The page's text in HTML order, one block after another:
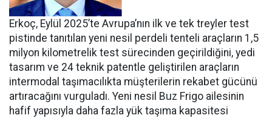
Erkoç, Eylül 2025’te Avru­pa’nın ilk ve tek treyler test
pistin­de tanıtılan yeni nesil perdeli ten­teli araçların 1,5
milyon kilomet­relik test sürecinden geçirildiğini, yedi
tasarım ve 24 teknik patentle geliştirilen araçların
intermodal taşımacılıkta müşterilerin reka­bet gücünü
artıracağını vurgula­dı. Yeni nesil Buz Frigo ailesinin
hafif yapısıyla daha fazla yük ta­şıma kapasitesi